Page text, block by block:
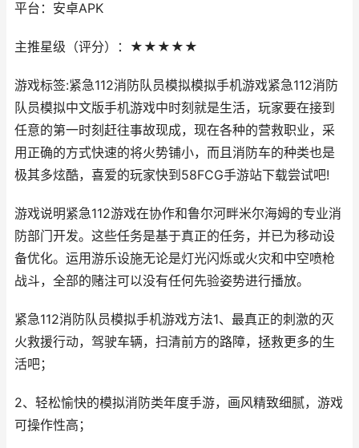
平台：安卓APK
主推星级（评分）：★★★★★
游戏标签:紧急112消防队员模拟模拟手机游戏紧急112消防
队员模拟中文版手机游戏中时刻就是生活，玩家要在接到
任意的第一时刻赶往事故现成，现在各种的营救职业，采
用正确的方式快速的将火势铺小，而且消防车的种类也是
极其多炫酷，喜爱的玩家快到58FCG手游站下载尝试吧!
游戏说明紧急112游戏在协作和鲁尔河畔米尔海姆的专业消
防部门开发。这些任务是基于真正的任务，并已为移动设
备优化。运用游乐设施无论是灯光闪烁或火灾和中空喷枪
战斗，全部的赌注可以没有任何先验姿势进行播放。
紧急112消防队员模拟手机游戏方法1、最真正的刺激的灭
火救援行动，驾驶车辆，扫清前方的路障，拯救更多的生
活吧；
2、轻松愉快的模拟消防类年度手游，画风精致细腻，游戏
可操作性高；